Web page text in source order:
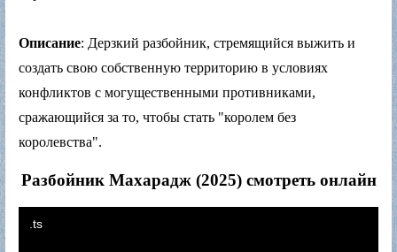
Описание: Дерзкий разбойник, стремящийся выжить и
создать свою собственную территорию в условиях
конфликтов с могущественными противниками,
сражающийся за то, чтобы стать "королем без
королевства".
Разбойник Махарадж (2025) смотреть онлайн